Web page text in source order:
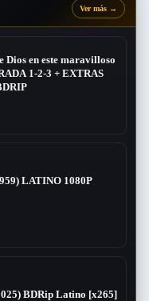
Ver más →
Dios en este maravilloso
1-2-3 + EXTRAS
LATINO 1080P
BDRip Latino [x265]